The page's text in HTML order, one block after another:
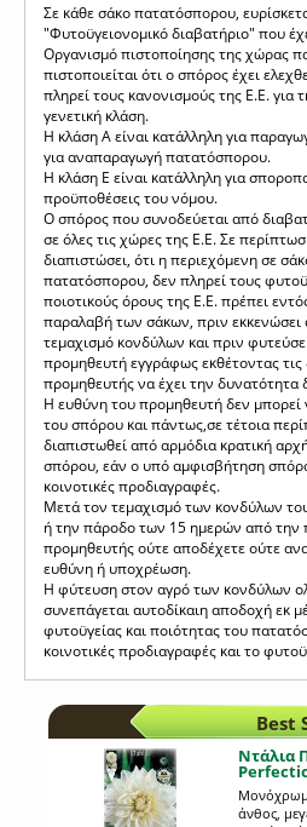
Σε κάθε σάκο πατατόσπορου,
"Φυτοϋγειονομικό διαβατήριο" που
Οργανισμό πιστοποίησης της χώρας
πιστοποιείται ότι ο σπόρος έχει
πληρεί τους κανονισμούς της Ε.Ε. για
γενετική κλάση.
Η κλάση Α είναι κατάλληλη για
για αναπαραγωγή πατατόσπορου.
Η κλάση Ε είναι κατάλληλη για
προϋποθέσεις του νόμου.
Ο σπόρος που συνοδεύεται από
σε όλες τις χώρες της Ε.Ε. Σε
διαπιστώσει, ότι η περιεχόμενη σε
πατατόσπορου, δεν πληρεί τους
ποιοτικούς όρους της Ε.Ε. πρέπει
παραλαβή των σάκων, πριν εκκενώσει
τεμαχισμό κονδύλων και πριν
προμηθευτή εγγράφως εκθέτοντας
προμηθευτής να έχει την δυνατότητα
Η ευθύνη του προμηθευτή δεν μπορεί
του σπόρου και πάντως,σε τέτοια
διαπιστωθεί από αρμόδια κρατική
σπόρου, εάν ο υπό αμφισβήτηση
κοινοτικές προδιαγραφές.
Μετά τον τεμαχισμό των κονδύλων
ή την πάροδο των 15 ημερών από την
προμηθευτής ούτε αποδέχετε ούτε
ευθύνη ή υποχρέωση.
Η φύτευση στον αγρό των κονδύλων
συνεπάγεται αυτοδίκαιη αποδοχή εκ
φυτοϋγείας και ποιότητας του
κοινοτικές προδιαγραφές και το
Best
Ντάλια
άνθος,